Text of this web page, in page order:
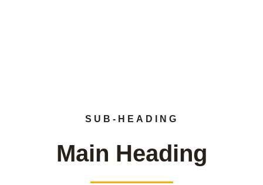
SUB-HEADING
Main Heading